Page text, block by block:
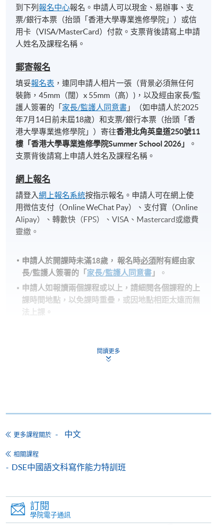
到下列報名中心報名。申請人可以現金、易辦事、支
票/銀行本票（抬頭「香港大學專業進修學院」）或信
用卡（VISA/MasterCard）付款。支票背後請寫上申請
人姓名及課程名稱。
郵寄報名
填妥報名表 ，連同申請人相片一張（背景必須無任何
裝飾，45mm（闊）x 55mm（高）)，以及經由家長/監
護人簽署的「 家長/監護人同意書 」（如申請人於2025
年7月14日前未屆18歲）和支票/銀行本票（抬頭「香
港大學專業進修學院」）寄往香港北角英皇道250號11
樓「香港大學專業進修學院Summer School 2026 」
。
支票背後請寫上申請人姓名及課程名稱。
網上報名
請登入網上報名系統按指示報名。申請人可在網上使
用微信支付（Online WeChat Pay）、支付寶（Online
Alipay）、轉數快（FPS）、VISA、Mastercard或繳費
靈繳。
申請人於開課時未滿18歲​， 報名時必須附有經由家
長/監護人簽署的「 家長/監護人同意書 」
。
申請人如報讀兩個課程或以上，請細閱各個課程的上
課時間地點，以免課時重疊，或因地點相距太遠而無
法上課。
學費及學額不得轉讓他人。一經取錄，學生不得用
付款收據只發一次。申請額外付款證明的收費為每
港大學專業進修學院」，並連同貼上郵票的回郵信
封及申請表交回本學院。補發的學費收據通常於課
有關香港大學專業進修學院Summer School 的取錄方
法、學生須知、報名中心及其他相關資訊，請登入
閱讀更多
更多課程關於 中文
相關課程
DSE中國語文科寫作能力特訓班
訂閱
學院電子通訊